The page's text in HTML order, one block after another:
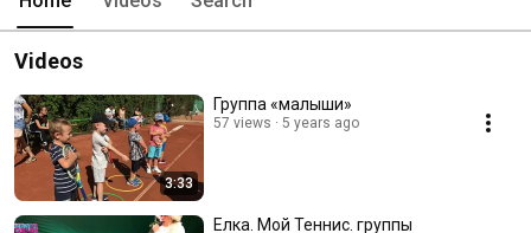
Videos
3:33
Группа «малыши»
57 views 5 years ago
Елка. Мой Теннис. группы